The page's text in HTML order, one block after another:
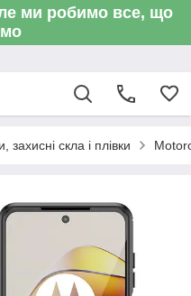
ми робимо все, що
захисні скла і плівки